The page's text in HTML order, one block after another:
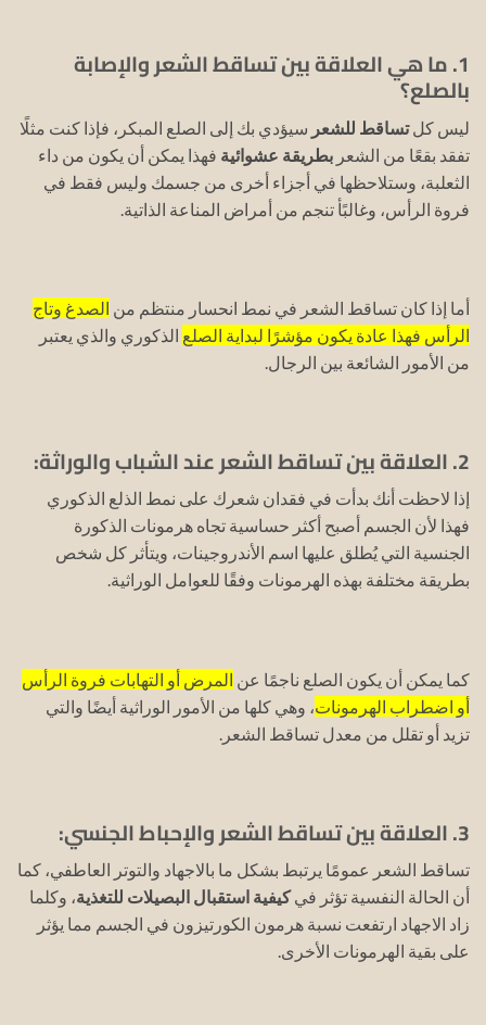
1. ما هي العلاقة بين تساقط الشعر والإصابة
بالصلع؟
ليس كلتساقط للشعر سيؤدي بك إلى الصلع المبكر، فإذا كنت مثلًا
تفقد بقعًا من الشعر بطريقة عشوائية فهذا يمكن أن يكون من داء
الثعلبة، وستلاحظها في أجزاء أخرى من جسمك وليس فقط في
فروة الرأس، وغالبًأ تنجم من أمراض المناعة الذاتية.
أما إذا كان تساقط الشعر في نمط انحسار منتظم من الصدغ وتاج
الرأس فهذا عادة يكون مؤشرًا لبداية الصلع الذكوري والذي يعتبر
من الأمور الشائعة بين الرجال.
2. العلاقة بين تساقط الشعر عند الشباب والوراثة:
إذا لاحظت أنك بدأت في فقدان شعرك على نمط الذلع الذكوري
فهذا لأن الجسم أصبح أكثر حساسية تجاه هرمونات الذكورة
الجنسية التي يُطلق عليها اسم الأندروجينات، ويتأثر كل شخص
بطريقة مختلفة بهذه الهرمونات وفقًا للعوامل الوراثية.
كما يمكن أن يكون الصلع ناجمًا عن المرض أو التهابات فروة الرأس
أو اضطراب الهرمونات، وهي كلها من الأمور الوراثية أيضًا والتي
تزيد أو تقلل من معدل تساقط الشعر.
3. العلاقة بين تساقط الشعر والإحباط الجنسي:
تساقط الشعر عمومًا يرتبط بشكل ما بالاجهاد والتوتر العاطفي، كما
أن الحالة النفسية تؤثر فيكيفية استقبال البصيلات للتغذية، وكلما
زاد الاجهاد ارتفعت نسبة هرمون الكورتيزون في الجسم مما يؤثر
على بقية الهرمونات الأخرى.